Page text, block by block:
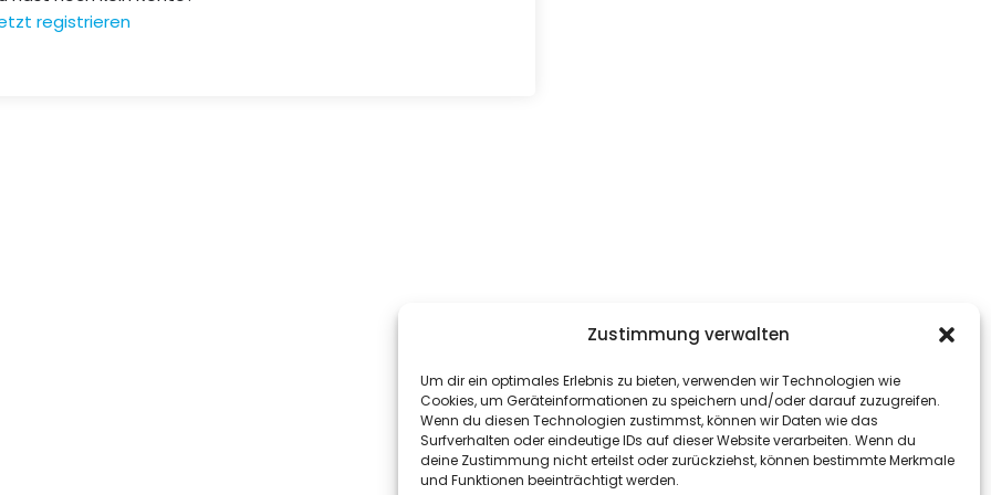
Zustimmung verwalten
Um dir ein optimales Erlebnis zu bieten, verwenden wir Technologien wie
Cookies, um Geräteinformationen zu speichern und/oder darauf zuzugreifen.
Wenn du diesen Technologien zustimmst, können wir Daten wie das
Surfverhalten oder eindeutige IDs auf dieser Website verarbeiten. Wenn du
deine Zustimmung nicht erteilst oder zurückziehst, können bestimmte Merkmale
und Funktionen beeinträchtigt werden.
registrieren